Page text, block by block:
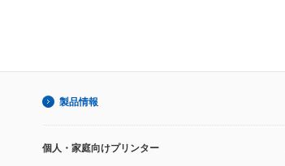
製品情報
個人・家庭向けプリンター